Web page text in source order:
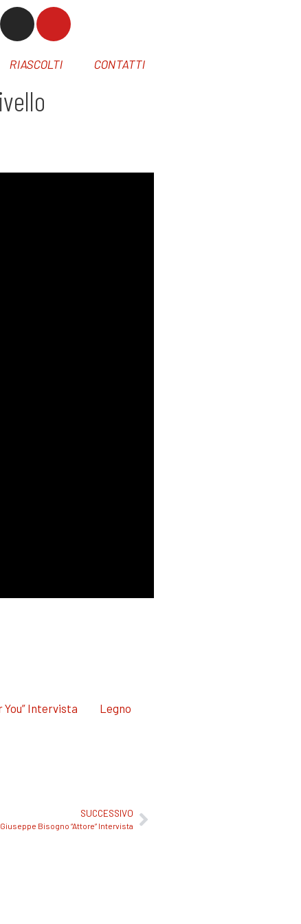
RIASCOLTI CONTATTI
You” Intervista
Legno
SUCCESSIVO
Giuseppe Bisogno “Attore” Intervista